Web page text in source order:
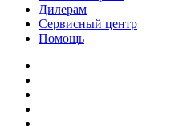
Дилерам
Сервисный центр
Помощь